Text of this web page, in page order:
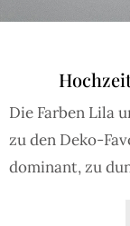
Die Farben Lila
zu den Deko-
dominant, zu